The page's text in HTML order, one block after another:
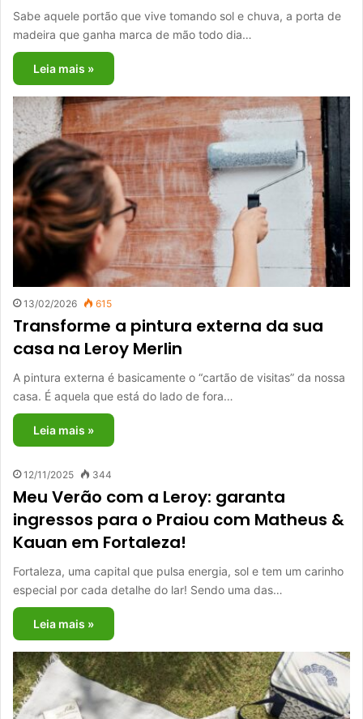
Sabe aquele portão que vive tomando sol e chuva, a porta de
madeira que ganha marca de mão todo dia…
Leia mais »
13/02/2026 615
Transforme a pintura externa da sua
casa na Leroy Merlin
A pintura externa é basicamente o “cartão de visitas” da nossa
casa. É aquela que está do lado de fora…
Leia mais »
12/11/2025 344
Meu Verão com a Leroy: garanta
ingressos para o Praiou com Matheus &
Kauan em Fortaleza!
Fortaleza, uma capital que pulsa energia, sol e tem um carinho
especial por cada detalhe do lar! Sendo uma das…
Leia mais »